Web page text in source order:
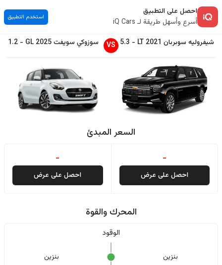
احصل على التطبيق
أسرع وأسهل طريقة لـ iQ Cars
استخدم التطبيق
شيفروليه سوبربان 2021
LT
-
5.3
VS سوزوكي سويفت2025
GL
-
1.2
السعر المبدئ
-
احصل على عرض
-
احصل على عرض
المحرك والقوة
الوقود
بنزين بنزين